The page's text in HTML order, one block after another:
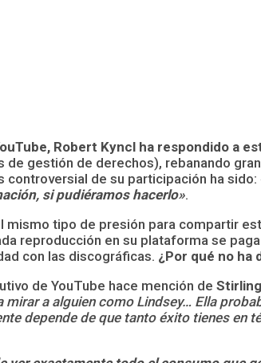
Robert Kyncl ha respondido a
gestión de derechos), rebanando
controversial de su participación ha sido:
si pudiéramos hacerlo».
tipo de presión para compartir
reproducción en su plataforma se
con las discográficas. ¿Por qué no ha
de YouTube hace mención de Stirling
mirar a alguien como Lindsey… Ella
depende de que tanto éxito tienes en